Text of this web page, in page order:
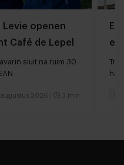
Levie openen
Café de Lepel
sluit na ruim 30
augustus 2026 3 min